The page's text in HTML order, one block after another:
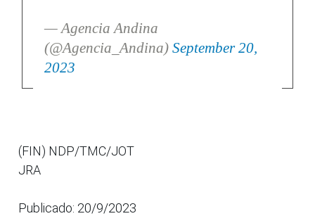
— Agencia Andina
(@Agencia_Andina) September 20,
2023
(FIN) NDP/TMC/JOT
JRA
Publicado: 20/9/2023